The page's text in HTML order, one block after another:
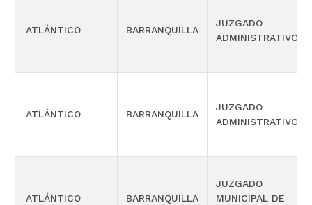
ATLÁNTICO BARRANQUILLA
JUZGADO
ADMINISTRATIVO
ATLÁNTICO BARRANQUILLA
JUZGADO
ADMINISTRATIVO
ATLÁNTICO BARRANQUILLA
JUZGADO
MUNICIPAL DE